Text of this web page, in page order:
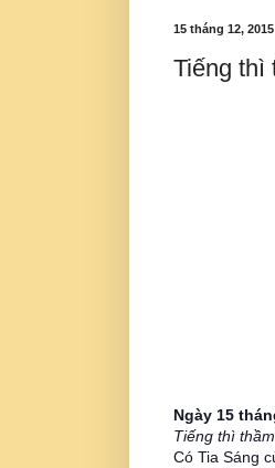
15 tháng 12, 2015
Tiếng thì
Ngày 15
Tiếng thì
Có Tia Sáng